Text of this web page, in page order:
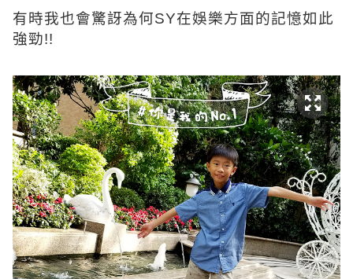
有時我也會驚訝為何SY在娛樂方面的記憶如此
強勁!!